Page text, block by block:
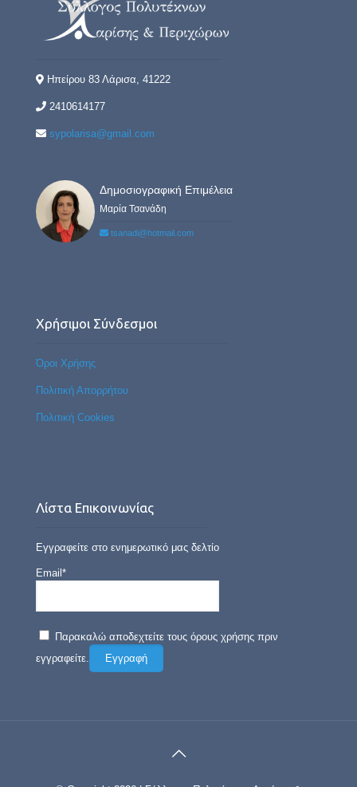
Ηπείρου 83 Λάρισα, 41222
2410614177
sypolarisa@gmail.com
Δημοσιογραφική Επιμέλεια
Μαρία Τσανάδη
tsanadi@hotmail.com
Χρήσιμοι Σύνδεσμοι
Όροι Χρήσης
Πολιτική Απορρήτου
Πολιτική Cookies
Λίστα Επικοινωνίας
Εγγραφείτε στο ενημερωτικό μας δελτίο
Email*
Παρακαλώ αποδεχτείτε τους όρους χρήσης πριν
εγγραφείτε.